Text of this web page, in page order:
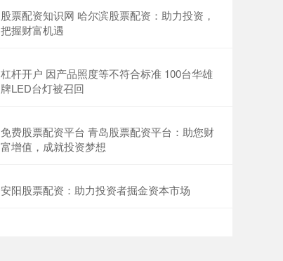
股票配资知识网 哈尔滨股票配资：助力投资，
把握财富机遇
杠杆开户 因产品照度等不符合标准 100台华雄
牌LED台灯被召回
免费股票配资平台 青岛股票配资平台：助您财
富增值，成就投资梦想
安阳股票配资：助力投资者掘金资本市场